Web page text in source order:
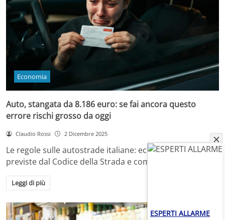
Economia
Auto, stangata da 8.186 euro: se fai ancora questo
errore rischi grosso da oggi
Claudio Rossi 2 Dicembre 2025
Le regole sulle autostrade italiane: ecco rischi, sanzioni
previste dal Codice della Strada e come…
Leggi di più
ESPERTI ALLARME